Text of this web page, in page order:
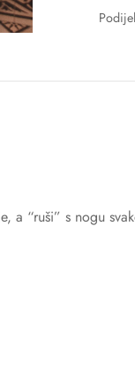
a “ruši” s nogu